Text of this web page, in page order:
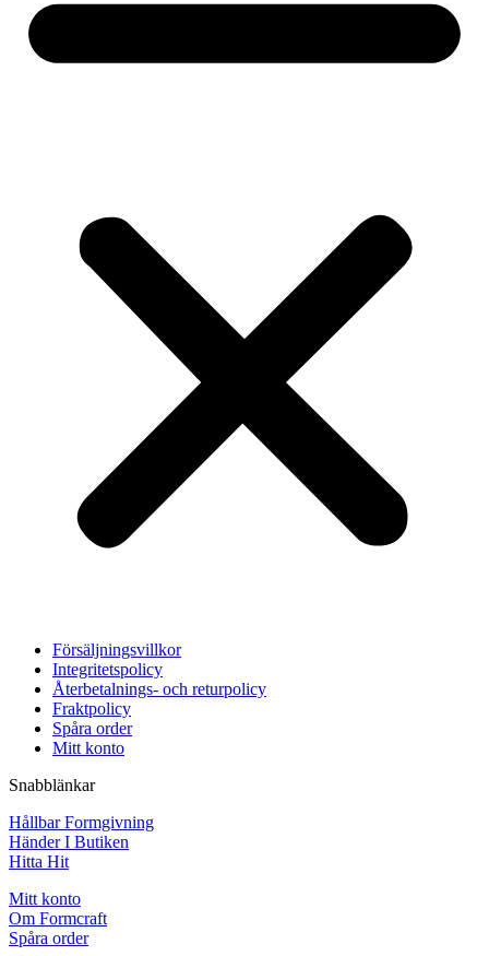
Försäljningsvillkor
Integritetspolicy
Återbetalnings- och returpolicy
Fraktpolicy
Spåra order
Mitt konto
Snabblänkar
Hållbar Formgivning
Händer I Butiken
Hitta Hit
Mitt konto
Om Formcraft
Spåra order